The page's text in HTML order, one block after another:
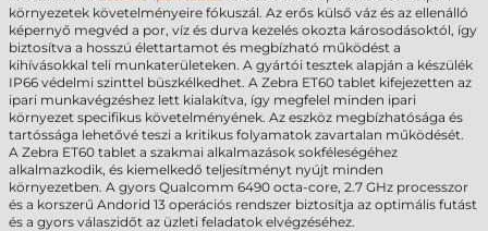
környezetek követelményeire fókuszál. Az erős külső váz és az ellenálló
képernyő megvéd a por, víz és durva kezelés okozta károsodásoktól, így
biztosítva a hosszú élettartamot és megbízható működést a
kihívásokkal teli munkaterületeken. A gyártói tesztek alapján a készülék
IP66 védelmi szinttel büszkélkedhet. A Zebra ET60 tablet kifejezetten az
ipari munkavégzéshez lett kialakítva, így megfelel minden ipari
környezet specifikus követelményének. Az eszköz megbízhatósága és
tartóssága lehetővé teszi a kritikus folyamatok zavartalan működését.
A Zebra ET60 tablet a szakmai alkalmazások sokféleségéhez
alkalmazkodik, és kiemelkedő teljesítményt nyújt minden
környezetben. A gyors Qualcomm 6490 octa-core, 2.7 GHz processzor
és a korszerű Andorid 13 operációs rendszer biztosítja az optimális futást
és a gyors válaszidőt az üzleti feladatok elvégzéséhez.